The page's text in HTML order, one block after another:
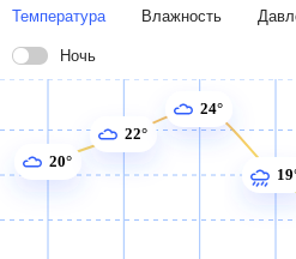
Температура Влажность
Ночь
20°
22°
24°